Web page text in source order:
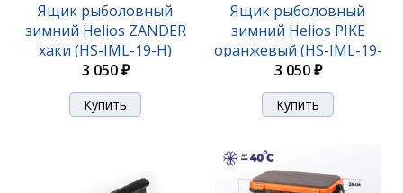
Ящик рыболовный
зимний Helios ZANDER
хаки (HS-IML-19-H)
3 050 ₽
Ящик рыболовный
зимний Helios PIKE
оранжевый (HS-IML-19-
O)
3 050 ₽